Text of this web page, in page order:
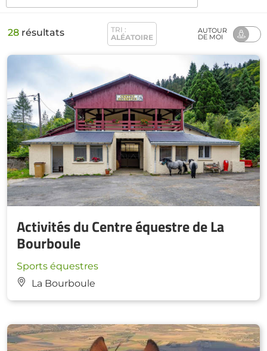
28 résultats
TRI :
ALÉATOIRE
AUTOUR
DE MOI
Activités du Centre équestre de La
Bourboule
Sports équestres
La Bourboule